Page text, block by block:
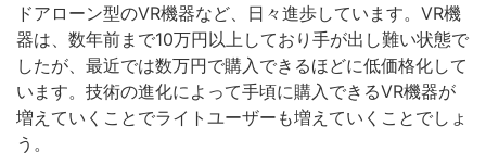
ドアローン型のVR機器など、日々進歩しています。VR機
器は、数年前まで10万円以上しており手が出し難い状態で
したが、最近では数万円で購入できるほどに低価格化して
います。技術の進化によって手頃に購入できるVR機器が
増えていくことでライトユーザーも増えていくことでしょ
う。